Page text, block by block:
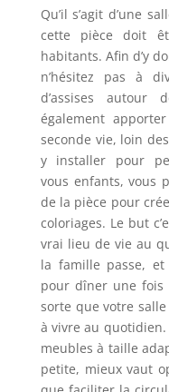
Qu’il s’agit d’une
cette pièce doit
habitants. Afin d’y
n’hésitez pas à
d’assises autour
également
seconde vie, loin
y installer pour
vous enfants, vous
de la pièce pour
coloriages. Le but
vrai lieu de vie au
la famille passe,
pour dîner une fois
sorte que votre
à vivre au quotidien.
meubles à taille
petite, mieux vaut